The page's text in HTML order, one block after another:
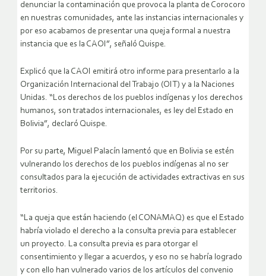
denunciar la contaminación que provoca la planta de Corocoro
en nuestras comunidades, ante las instancias internacionales y
por eso acabamos de presentar una queja formal a nuestra
instancia que es la CAOI”, señaló Quispe.
Explicó que la CAOI emitirá otro informe para presentarlo a la
Organización Internacional del Trabajo (OIT) y a la Naciones
Unidas. “Los derechos de los pueblos indígenas y los derechos
humanos, son tratados internacionales, es ley del Estado en
Bolivia”, declaró Quispe.
Por su parte, Miguel Palacín lamentó que en Bolivia se estén
vulnerando los derechos de los pueblos indígenas al no ser
consultados para la ejecución de actividades extractivas en sus
territorios.
“La queja que están haciendo (el CONAMAQ) es que el Estado
habría violado el derecho a la consulta previa para establecer
un proyecto. La consulta previa es para otorgar el
consentimiento y llegar a acuerdos, y eso no se habría logrado
y con ello han vulnerado varios de los artículos del convenio